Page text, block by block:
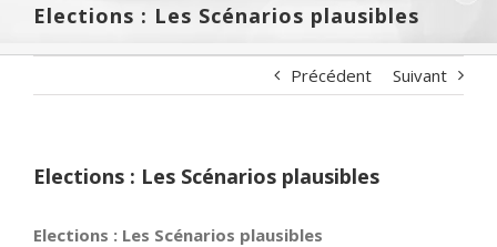
Elections : Les Scénarios plausibles
Précédent Suivant
Elections : Les Scénarios plausibles
Elections : Les Scénarios plausibles